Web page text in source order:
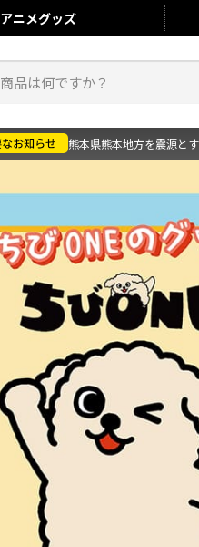
アニメグッズ
熊本県熊本地方を震源と